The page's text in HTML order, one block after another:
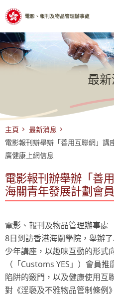
至
內
容
電影、報刊及物品管理辦事處
最
主頁
最新消息
電影報刊辦舉辦「善用互聯網」講
廣健康上網信息
電影報刊辦舉辦「善
海關青年發展計劃會
電影、報刊及物品管理辦事處
8日到訪香港海關學院，舉辦
少年講座，以趣味互動的形式
（「Customs YES」）會員
陷阱的竅門，以及健康使用互
對《淫褻及不雅物品管制條例